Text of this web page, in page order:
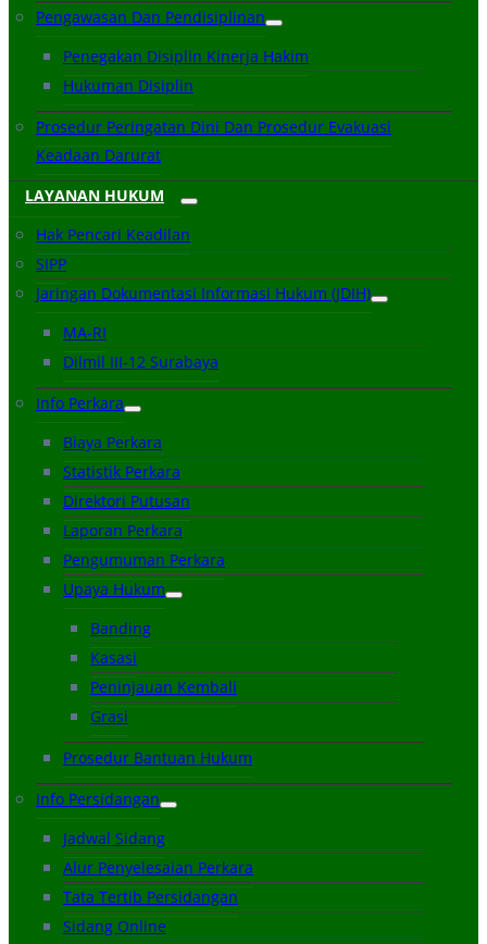
Pengawasan Dan Pendisiplinan
Penegakan Disiplin Kinerja Hakim
Hukuman Disiplin
Prosedur Peringatan Dini Dan Prosedur Evakuasi
Keadaan Darurat
LAYANAN HUKUM
Hak Pencari Keadilan
SIPP
Jaringan Dokumentasi Informasi Hukum (JDIH)
MA-RI
Dilmil III-12 Surabaya
Info Perkara
Biaya Perkara
Statistik Perkara
Direktori Putusan
Laporan Perkara
Pengumuman Perkara
Upaya Hukum
Banding
Kasasi
Peninjauan Kembali
Grasi
Prosedur Bantuan Hukum
Info Persidangan
Jadwal Sidang
Alur Penyelesaian Perkara
Tata Tertib Persidangan
Sidang Online